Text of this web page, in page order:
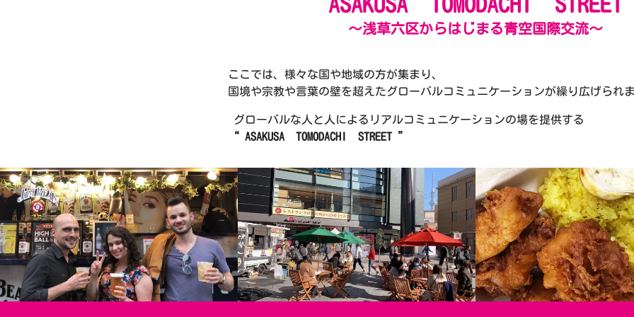
～浅草六区からはじまる青空国際交流～
ここでは、様々な国や地域の方が集まり、
国境や宗教や言葉の壁を超えたグローバルコミュニケーションが繰り広げられ
グローバルな人と人によるリアルコミュニケーションの場を提供する
“ ASAKUSA TOMODACHI STREET ”